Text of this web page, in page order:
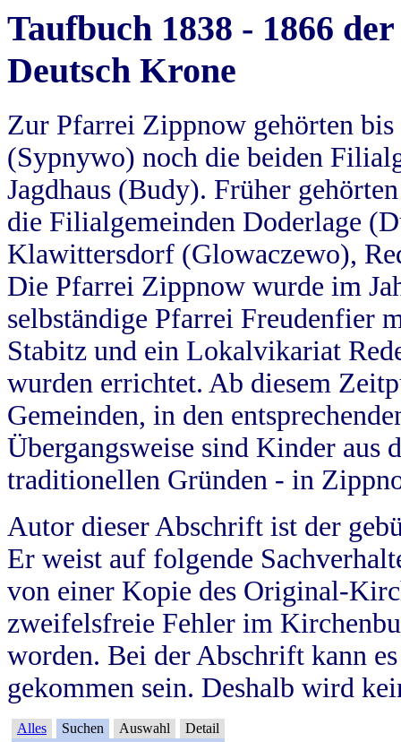
Taufbuch 1838 - 1866
Deutsch Krone
Zur Pfarrei Zippnow gehörten
(Sypnywo) noch die beiden
Jagdhaus (Budy). Früher
die Filialgemeinden Doderlage
Klawittersdorf (Glowaczewo),
Die Pfarrei Zippnow wurde im
selbständige Pfarrei Freudenfier
Stabitz und ein Lokalvikariat
wurden errichtet. Ab diesem
Gemeinden, in den
Übergangsweise sind Kinder aus
traditionellen Gründen - in
Autor dieser Abschrift ist der
Er weist auf folgende
von einer Kopie des Original-
zweifelsfreie Fehler im
worden. Bei der Abschrift kann
gekommen sein. Deshalb wird
Alles Suchen Auswahl Detail